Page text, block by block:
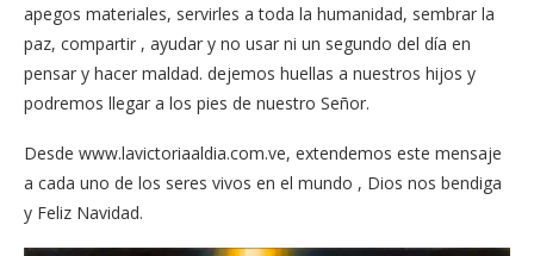
apegos materiales, servirles a toda la humanidad, sembrar la
paz, compartir , ayudar y no usar ni un segundo del día en
pensar y hacer maldad. dejemos huellas a nuestros hijos y
podremos llegar a los pies de nuestro Señor.
Desde www.lavictoriaaldia.com.ve, extendemos este mensaje
a cada uno de los seres vivos en el mundo , Dios nos bendiga
y Feliz Navidad.